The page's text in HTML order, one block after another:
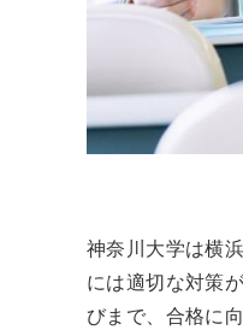
神奈川大学は横
には適切な対策
びまで、合格に